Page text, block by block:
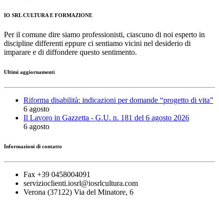
IO SRL CULTURA E FORMAZIONE
Per il comune dire siamo professionisti, ciascuno di noi esperto in
discipline differenti eppure ci sentiamo vicini nel desiderio di
imparare e di diffondere questo sentimento.
Ultimi aggiornamenti
Riforma disabilità: indicazioni per domande “progetto di vita”
6 agosto
Il Lavoro in Gazzetta - G.U. n. 181 del 6 agosto 2026
6 agosto
Informazioni di contatto
Fax +39 0458004091
servizioclienti.iosrl@iosrlcultura.com
Verona (37122) Via del Minatore, 6